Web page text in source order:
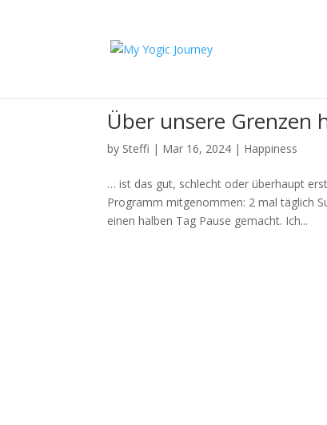
Über unsere Grenzen
by Steffi | Mar 16, 2024 | Happiness
… ist das gut, schlecht oder überhaupt
Programm mitgenommen: 2 mal täglich
einen halben Tag Pause gemacht. Ich...